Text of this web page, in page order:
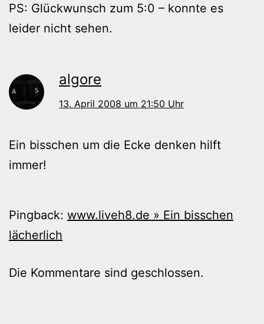
PS: Glückwunsch zum 5:0 – konnte es
leider nicht sehen.
algore
13. April 2008 um 21:50 Uhr
Ein bisschen um die Ecke denken hilft
immer!
Pingback: www.liveh8.de » Ein bisschen
lächerlich
Die Kommentare sind geschlossen.